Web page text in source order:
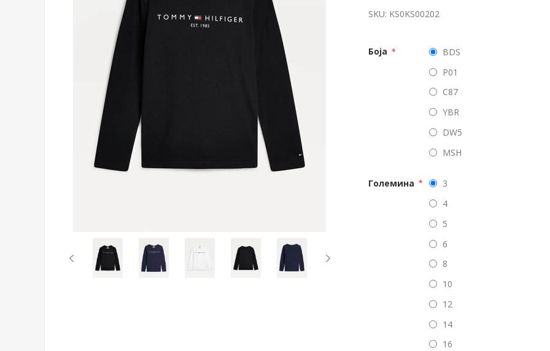
SKU: KS0KS00202
Боја *
BDS
P01
C87
YBR
DW5
MSH
Големина *
3
4
5
6
8
10
12
14
16